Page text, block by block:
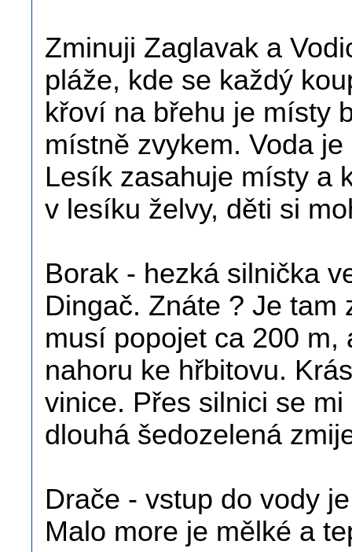
Zminuji Zaglavak a
pláže, kde se každý
křoví na břehu je místy
místně zvykem. Voda
Lesík zasahuje místy a
v lesíku želvy, děti si
Borak - hezká silnička
Dingač. Znáte ? Je tam
musí popojet ca 200 m,
nahoru ke hřbitovu.
vinice. Přes silnici se
dlouhá šedozelená
Drače - vstup do vody
Malo more je mělké a